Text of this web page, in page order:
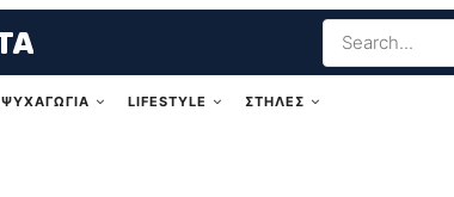
ΨΥΧΑΓΩΓΙΑ LIFESTYLE ΣΤΗΛΕΣ